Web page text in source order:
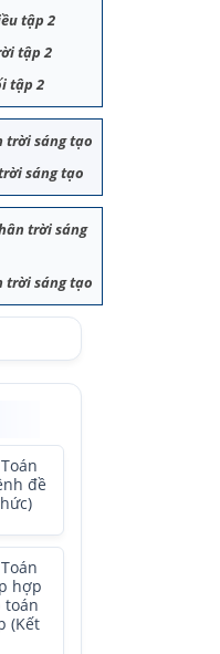
tập 2
tập 2
tập 2
trời sáng tạo
sáng tạo
trời sáng
trời sáng tạo
đề
hợp
toán
(Kết